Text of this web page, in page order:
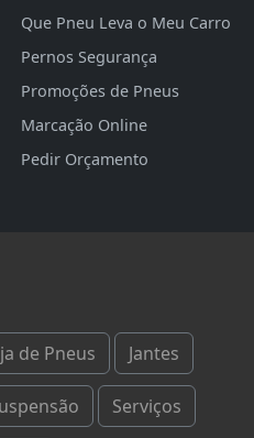
Que Pneu Leva o Meu Carro
Pernos Segurança
Promoções de Pneus
Marcação Online
Pedir Orçamento
de Pneus Jantes
Serviços